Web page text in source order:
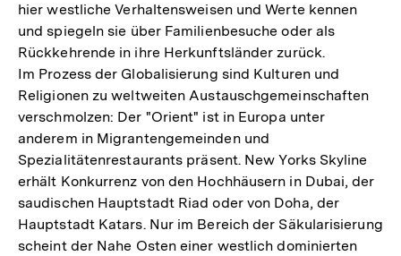
hier westliche Verhaltensweisen und Werte kennen
und spiegeln sie über Familienbesuche oder als
Rückkehrende in ihre Herkunftsländer zurück.
Im Prozess der Globalisierung sind Kulturen und
Religionen zu weltweiten Austauschgemeinschaften
verschmolzen: Der "Orient" ist in Europa unter
anderem in Migrantengemeinden und
Spezialitätenrestaurants präsent. New Yorks Skyline
erhält Konkurrenz von den Hochhäusern in Dubai, der
saudischen Hauptstadt Riad oder von Doha, der
Hauptstadt Katars. Nur im Bereich der Säkularisierung
scheint der Nahe Osten einer westlich dominierten